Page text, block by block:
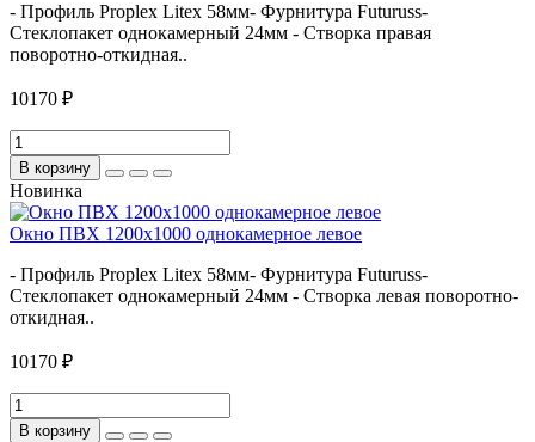
- Профиль Proplex Litex 58мм- Фурнитура Futuruss-
Стеклопакет однокамерный 24мм - Створка правая
поворотно-откидная..
10170 ₽
В корзину
Новинка
Окно ПВХ 1200х1000 однокамерное левое
- Профиль Proplex Litex 58мм- Фурнитура Futuruss-
Стеклопакет однокамерный 24мм - Створка левая поворотно-
откидная..
10170 ₽
В корзину